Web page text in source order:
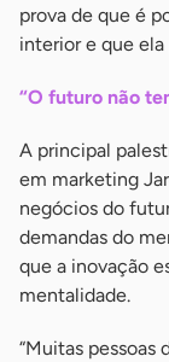
prova de que é
interior e que ela
“O futuro não
A principal
em marketing
negócios do
demandas do
que a inovação
mentalidade.
“Muitas pessoas